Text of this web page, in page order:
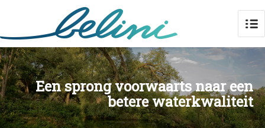
Een sprong voorwaarts naar een
betere waterkwaliteit